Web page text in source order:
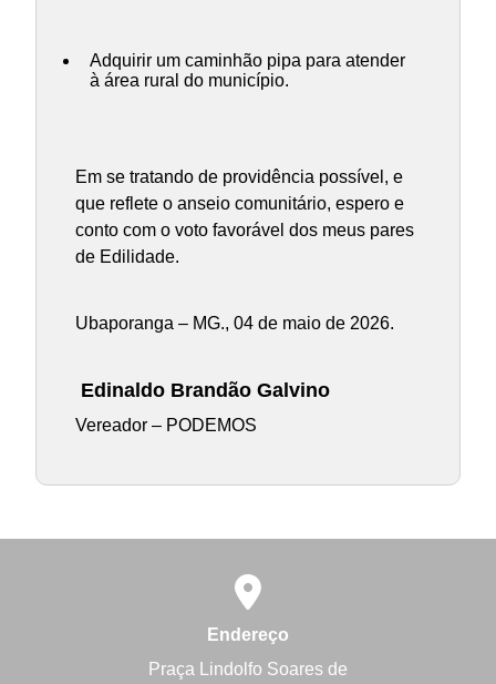
Adquirir um caminhão pipa para atender
à área rural do município.
Em se tratando de providência possível, e
que reflete o anseio comunitário, espero e
conto com o voto favorável dos meus pares
de Edilidade.
Ubaporanga – MG., 04 de maio de 2026.
Edinaldo Brandão Galvino
Vereador – PODEMOS
Endereço
Praça Lindolfo Soares de